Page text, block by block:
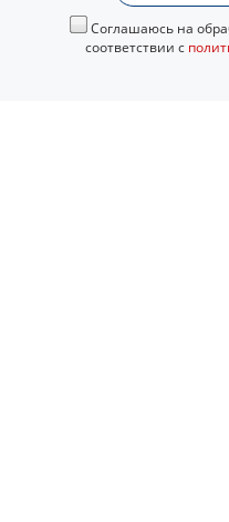
Соглашаюсь на
соответствии с